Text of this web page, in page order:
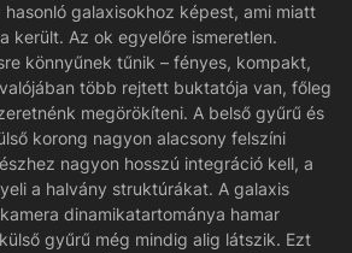
galaxisokhoz képest, ami miatt
került. Az ok egyelőre ismeretlen.
könnyűnek tűnik – fényes, kompakt,
több rejtett buktatója van, főleg
megörökíteni. A belső gyűrű és
korong nagyon alacsony felszíni
nagyon hosszú integráció kell, a
a halvány struktúrákat. A galaxis
dinamikatartománya hamar
gyűrű még mindig alig látszik. Ezt